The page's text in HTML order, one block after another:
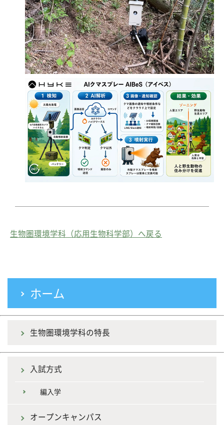
生物圏環境学科（応用生物科学部）へ戻る
ホーム
生物圏環境学科の特長
入試方式
編入学
オープンキャンパス